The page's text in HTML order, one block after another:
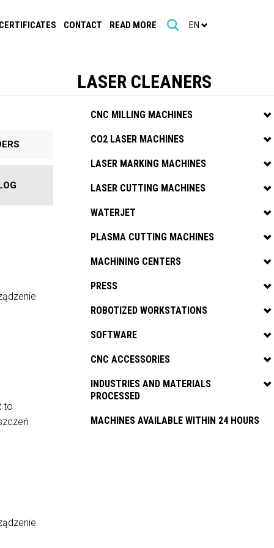
CERTIFICATES CONTACT READ MORE EN
LASER CLEANERS
to
CNC MILLING MACHINES
CO2 LASER MACHINES
LASER MARKING MACHINES
LASER CUTTING MACHINES
WATERJET
PLASMA CUTTING MACHINES
MACHINING CENTERS
PRESS
ROBOTIZED WORKSTATIONS
SOFTWARE
CNC ACCESSORIES
INDUSTRIES AND MATERIALS
PROCESSED
MACHINES AVAILABLE WITHIN 24 HOURS